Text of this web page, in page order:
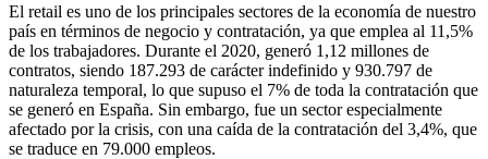
El retail es uno de los principales sectores de la economía de nuestro
país en términos de negocio y contratación, ya que emplea al 11,5%
de los trabajadores. Durante el 2020, generó 1,12 millones de
contratos, siendo 187.293 de carácter indefinido y 930.797 de
naturaleza temporal, lo que supuso el 7% de toda la contratación que
se generó en España. Sin embargo, fue un sector especialmente
afectado por la crisis, con una caída de la contratación del 3,4%, que
se traduce en 79.000 empleos.